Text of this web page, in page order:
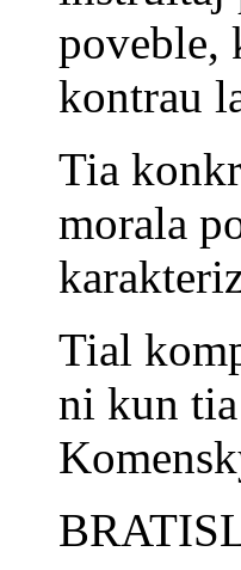
poveble,
kontrau
Tia
morala
Tial
ni kun